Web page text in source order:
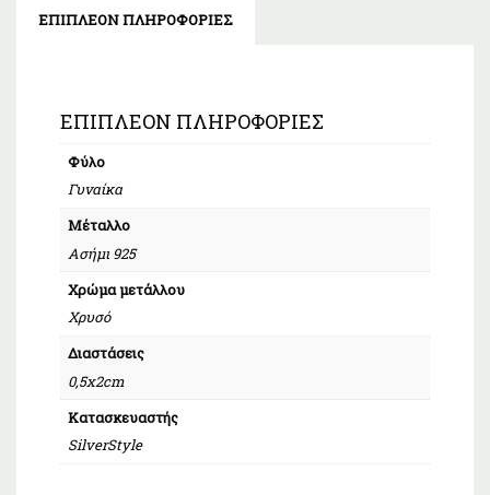
ΕΠΙΠΛΈΟΝ ΠΛΗΡΟΦΟΡΊΕΣ
ΕΠΙΠΛΈΟΝ ΠΛΗΡΟΦΟΡΊΕΣ
Φύλο
Γυναίκα
Μέταλλο
Ασήμι 925
Χρώμα μετάλλου
Χρυσό
Διαστάσεις
0,5x2cm
Κατασκευαστής
SilverStyle